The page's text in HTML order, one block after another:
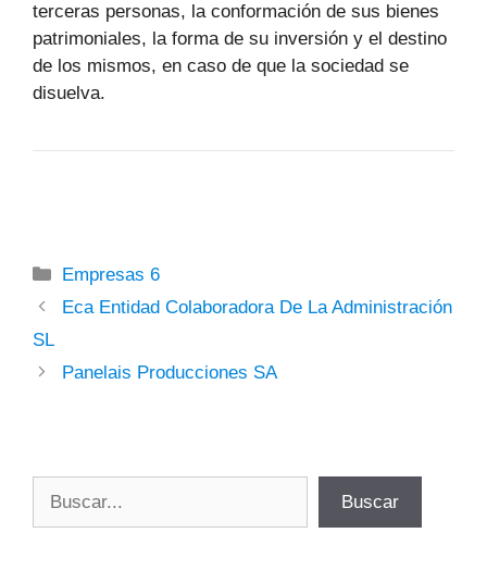
terceras personas, la conformación de sus bienes
patrimoniales, la forma de su inversión y el destino
de los mismos, en caso de que la sociedad se
disuelva.
Categorías
Empresas 6
Eca Entidad Colaboradora De La Administración
SL
Panelais Producciones SA
Buscar